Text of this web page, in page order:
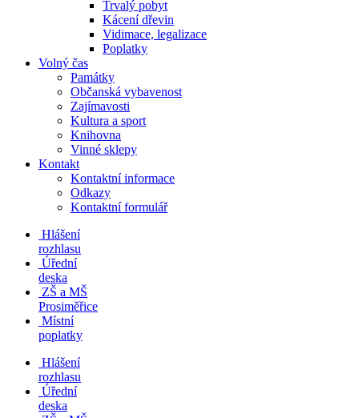
Trvalý pobyt
Kácení dřevin
Vidimace, legalizace
Poplatky
Volný čas
Památky
Občanská vybavenost
Zajímavosti
Kultura a sport
Knihovna
Vinné sklepy
Kontakt
Kontaktní informace
Odkazy
Kontaktní formulář
Hlášení
rozhlasu
Úřední
deska
ZŠ a MŠ
Prosiměřice
Místní
poplatky
Hlášení
rozhlasu
Úřední
deska